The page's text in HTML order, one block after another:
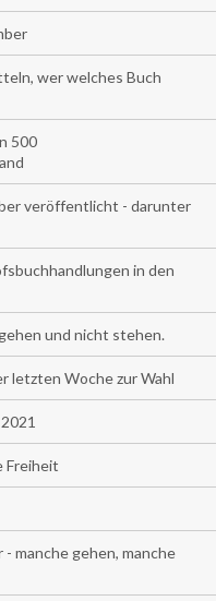
wer welches Buch
500
veröffentlicht - darunter
in den
und nicht stehen.
letzten Woche zur Wahl
Freiheit
manche gehen, manche